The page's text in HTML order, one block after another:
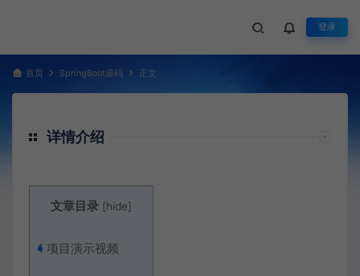
登录
首页 SpringBoot源码 正文
详情介绍
文章目录 [hide]
1 项目演示视频